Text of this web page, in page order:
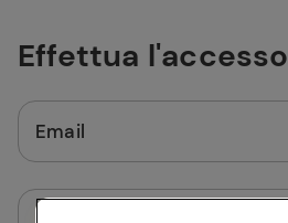
Effettua l'accesso
Email